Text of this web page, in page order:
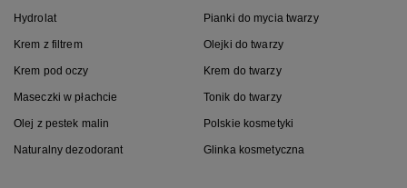
Hydrolat Pianki do mycia twarzy
Krem z filtrem Olejki do twarzy
Krem pod oczy Krem do twarzy
Maseczki w płachcie Tonik do twarzy
Olej z pestek malin Polskie kosmetyki
Naturalny dezodorant Glinka kosmetyczna